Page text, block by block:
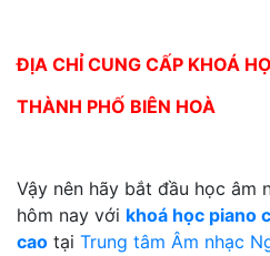
ĐỊA CHỈ CUNG CẤP KHOÁ
THÀNH PHỐ BIÊN HOÀ
Vậy nên hãy bắt đầu học âm
hôm nay với khoá học piano
cao tại Trung tâm Âm nhạc